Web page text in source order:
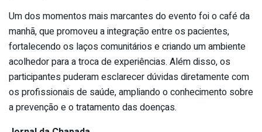
Um dos momentos mais marcantes do evento foi o café da
manhã, que promoveu a integração entre os pacientes,
fortalecendo os laços comunitários e criando um ambiente
acolhedor para a troca de experiências. Além disso, os
participantes puderam esclarecer dúvidas diretamente com
os profissionais de saúde, ampliando o conhecimento sobre
a prevenção e o tratamento das doenças.